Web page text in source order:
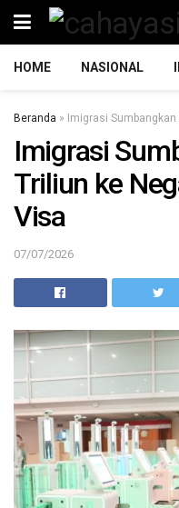
HOME NASIONAL
Beranda » Imigrasi
Imigrasi
Triliun ke
Visa
07/07/2026